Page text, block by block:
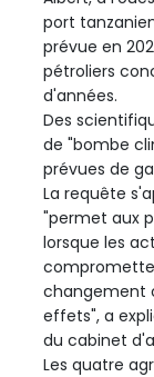
port
prévue en
pétroliers
d'années.
Des
de "bombe
prévues de
La requête
"permet aux
lorsque les
changement
effets", a
du cabinet
Les quatre